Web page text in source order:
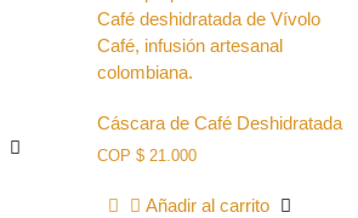
Cáscara de Café Deshidratada
COP $21.000
Añadir al carrito